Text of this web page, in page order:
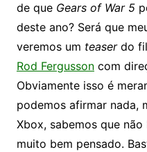
de que Gears of War 5
deste ano? Será que
veremos um teaserdo
Rod Fergussoncom
Obviamente isso é
podemos afirmar nada,
Xbox, sabemos que
muito bem pensado.